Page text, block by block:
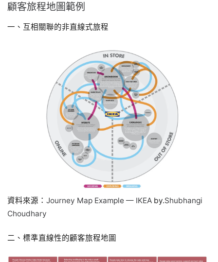
顧客旅程地圖範例
一、互相關聯的非直線式旅程
資料來源： Journey Map Example — IKEA by.Shubhangi
Choudhary
二、標準直線性的顧客旅程地圖